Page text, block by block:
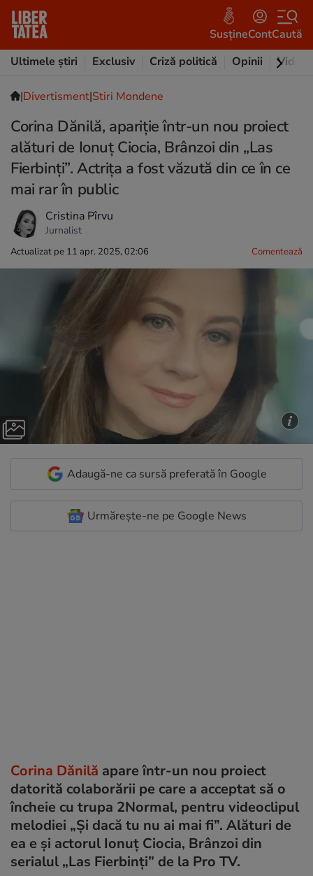
SusțineContCaută
Ultimele știri
Exclusiv Criză politică Opinii Video
|Divertisment|Stiri Mondene
Corina Dănilă, apariție într-un nou proiect
alături de Ionuț Ciocia, Brânzoi din „Las
Fierbinți”. Actrița a fost văzută din ce în ce
mai rar în public
Cristina Pîrvu
Jurnalist
Actualizat pe 11 apr. 2025, 02:06 Comentează
Adaugă-ne ca sursă preferată în Google
Urmărește-ne pe Google News
Corina Dănilă apare într-un nou proiect
datorită colaborării pe care a acceptat să o
încheie cu trupa 2Normal, pentru videoclipul
melodiei „Și dacă tu nu ai mai fi”. Alături de
ea e și actorul Ionuț Ciocia, Brânzoi din
serialul „Las Fierbinți” de la Pro TV.